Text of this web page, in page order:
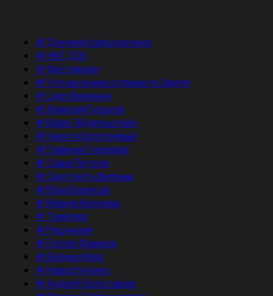
#Документальное кино
#НМГ ДОК
#Фестивали
#Что мы знаем о планете Земля
#Цикл Великие
#Алексей Гуськов
#Марк Эйдельштейн
#Никита Кологривый
#Главные Сериалы
#Саша Петров
#Смотреть фильмы
#Юра Борисов
#Мария Аронова
# Трейлер
#Рецензия
#После Фишера
#Война и Мир
#Новости кино
#Андрей Золотарев